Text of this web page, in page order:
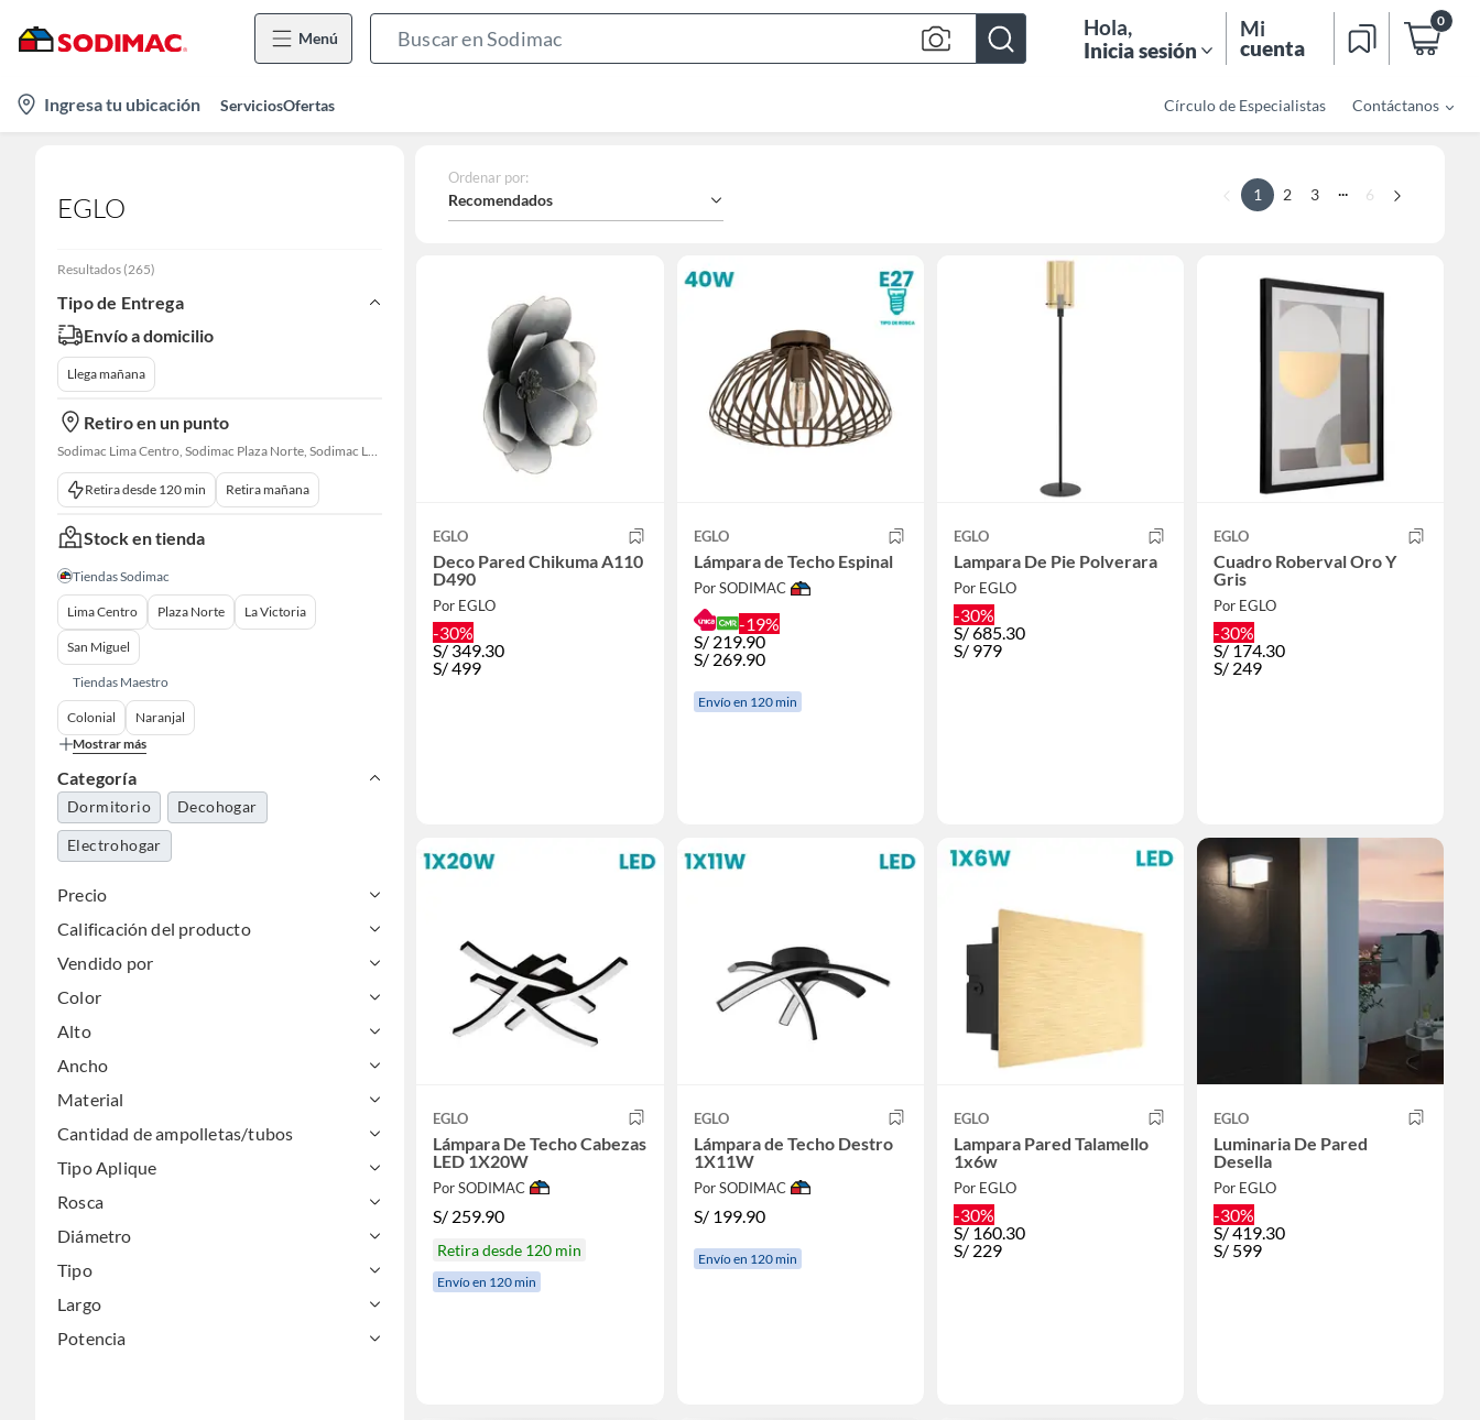
Menú
Bar
Hola,
Inicia sesión
Mi
cuenta
0
location-
icon
Ingresa tu ubicación ServiciosOfertas Círculo de Especialistas Contáctanos
EGLO
Resultados (265)
Tipo de Entrega
Envío a domicilio
Llega mañana
Retiro en un punto
Sodimac Lima Centro, Sodimac Plaza Norte, Sodimac La Victoria, Sodimac San Miguel, Sodimac S. J. Lurigancho, Sodimac Primavera, Sodimac Av. La Molina, Sodimac Colonial, Sodimac Naranjal
Retira desde 120 min Retira mañana
Stock en tienda
Tiendas Sodimac
Lima Centro Plaza Norte La Victoria
San Miguel
Tiendas Maestro
Colonial
Naranjal
Mostrar más
Categoría
Dormitorio Decohogar
Electrohogar
Precio
Calificación del producto
Vendido por
Color
Alto
Ancho
Material
Cantidad de ampolletas/tubos
Tipo Aplique
Rosca
Diámetro
Tipo
Largo
Potencia
Ordenar por:
Recomendados 1 2 3 ... 6
EGLO
Deco Pared Chikuma A110
D490
Por EGLO
-30%
S/ 349.30
S/499
EGLO
Lámpara de Techo Espinal
Por SODIMAC
-19%
S/ 219.90
S/ 269.90
Envío en 120 min
EGLO
Lampara De Pie Polverara
Por EGLO
-30%
S/685.30
S/ 979
EGLO
Cuadro Roberval Oro Y
Gris
Por EGLO
-30%
S/ 174.30
S/ 249
EGLO
Lámpara De Techo Cabezas
LED 1X20W
Por SODIMAC
S/ 259.90
Retira desde 120 min
Envío en 120 min
EGLO
Lámpara de Techo Destro
1X11W
Por SODIMAC
S/ 199.90
Envío en 120 min
EGLO
Lampara Pared Talamello
1x6w
Por EGLO
-30%
S/160.30
S/ 229
EGLO
Luminaria De Pared
Desella
Por EGLO
-30%
S/419.30
S/ 599